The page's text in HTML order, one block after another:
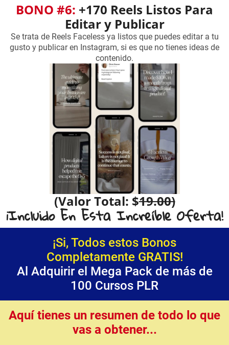
BONO #6: +170 Reels Listos Para
Editar y Publicar
Se trata de Reels Faceless ya listos que puedes editar a tu
gusto y publicar en Instagram, si es que no tienes ideas de
contenido.
(Valor Total: $19.00)
¡Incluido En Esta Increíble Oferta!
¡Si, Todos estos Bonos
Completamente GRATIS!
Al Adquirir el Mega Pack de más de
100 Cursos PLR
Aquí tienes un resumen de todo lo que
vas a obtener...